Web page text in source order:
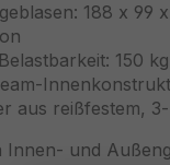
188 x 99
150 kg
aus reißfestem,
Innen- und